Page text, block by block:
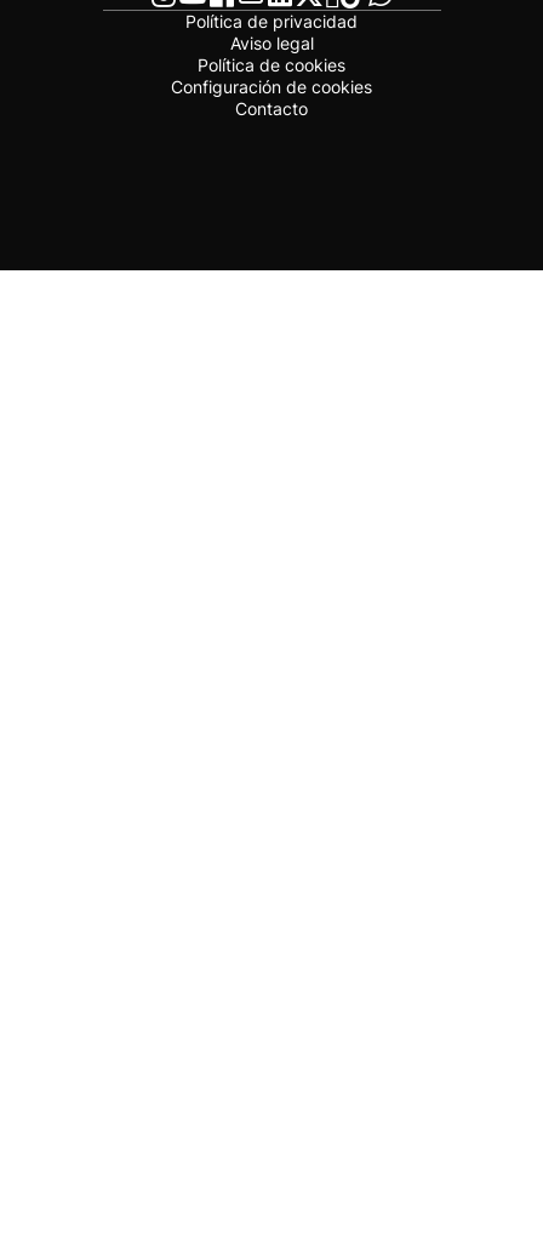
Política de privacidad
Aviso legal
Política de cookies
Configuración de cookies
Contacto